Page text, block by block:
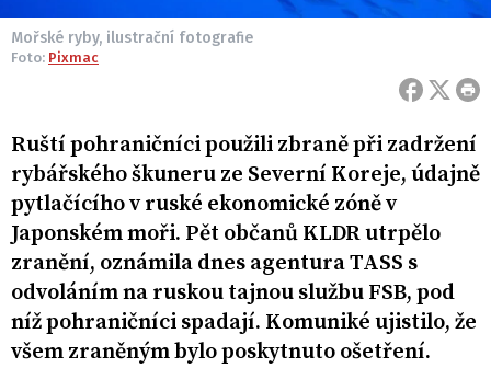
Mořské ryby, ilustrační fotografie
Foto: Pixmac
Ruští pohraničníci použili zbraně při zadržení
rybářského škuneru ze Severní Koreje, údajně
pytlačícího v ruské ekonomické zóně v
Japonském moři. Pět občanů KLDR utrpělo
zranění, oznámila dnes agentura TASS s
odvoláním na ruskou tajnou službu FSB, pod
níž pohraničníci spadají. Komuniké ujistilo, že
všem zraněným bylo poskytnuto ošetření.